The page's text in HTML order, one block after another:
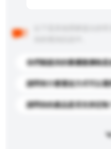
你們能提供的最優惠價格是
請問有什麼運送方式可以選
請問你的產品是否支持定制